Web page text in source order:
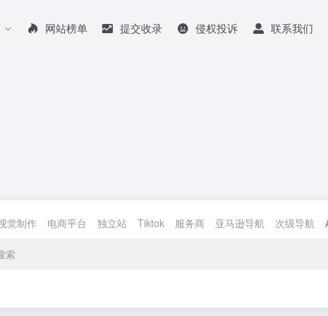
网站榜单 提交收录 侵权投诉 联系我们
觉制作 电商平台 独立站 Tiktok 服务商 亚马逊导航 次级导航
索